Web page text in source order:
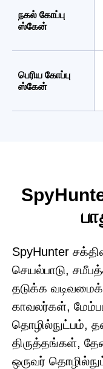
நகல் கோப்பு
ஸ்கேன்
பெரிய கோப்பு
ஸ்கேன்
SpyHunter
செயல்பாடு,
தடுக்க
காவலர்கள்,
தொழில்நுட்பம்,
திருத்தங்கள்,
ஒருவர்